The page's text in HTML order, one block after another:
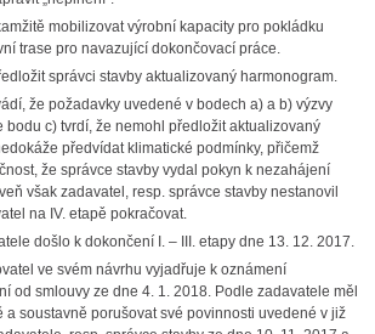
mobilizovat výrobní kapacity pro pokládku
trase pro navazující dokončovací práce.
správci stavby aktualizovaný harmonogram.
že požadavky uvedené v bodech a) a b) výzvy
bodu c) tvrdí, že nemohl předložit aktualizovaný
předvídat klimatické podmínky, přičemž
že správce stavby vydal pokyn k nezahájení
však zadavatel, resp. správce stavby nestanovil
na IV. etapě pokračovat.
došlo k dokončení I. – III. etapy dne 13. 12. 2017.
ve svém návrhu vyjadřuje k oznámení
od smlouvy ze dne 4. 1. 2018. Podle zadavatele měl
a soustavně porušovat své povinnosti uvedené v již